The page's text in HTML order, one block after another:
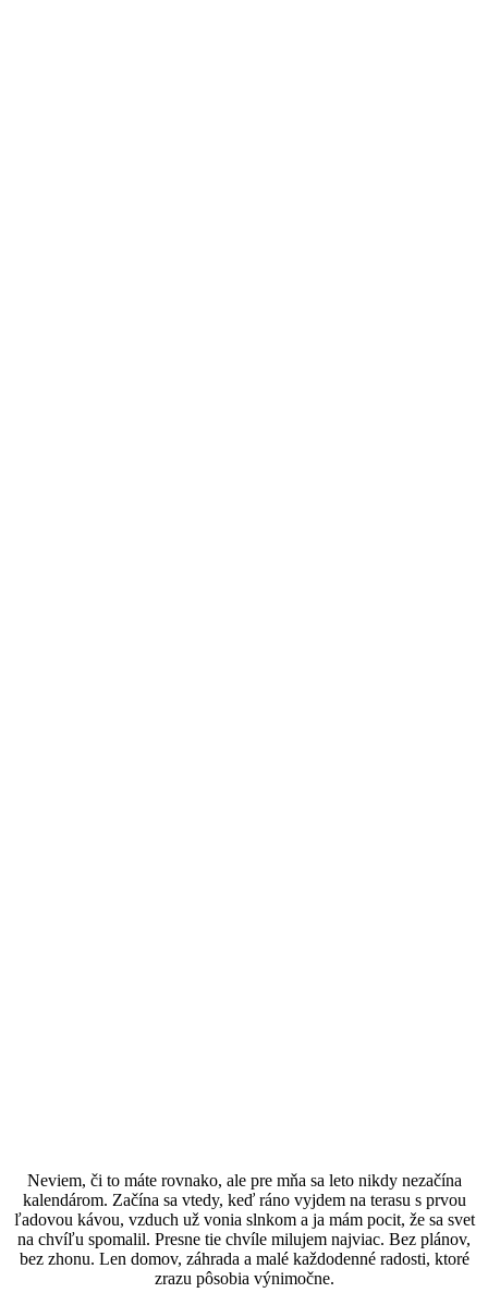
Neviem, či to máte rovnako, ale pre mňa sa leto nikdy nezačína
kalendárom. Začína sa vtedy, keď ráno vyjdem na terasu s prvou
ľadovou kávou, vzduch už vonia slnkom a ja mám pocit, že sa svet
na chvíľu spomalil. Presne tie chvíle milujem najviac. Bez plánov,
bez zhonu. Len domov, záhrada a malé každodenné radosti, ktoré
zrazu pôsobia výnimočne.